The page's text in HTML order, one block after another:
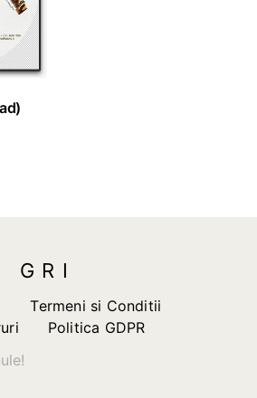
GRI
Termeni si Conditii
Politica GDPR